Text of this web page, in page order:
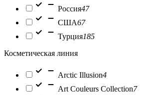
Россия47
США67
Турция185
Косметическая линия
Arctic Illusion4
Art Couleurs Collection7